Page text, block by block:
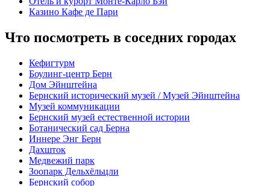
Казино Кафе де Пари
Что посмотреть в соседних городах
Кефигтурм
Боулинг-центр Берн
Дом Эйнштейна
Бернский исторический музей / Музей Эйнштейна
Музей коммуникации
Бернский музей естественной истории
Ботанический сад Берна
Иннере Энг Берн
Дахшток
Медвежий парк
Зоопарк Дельхёльцли
Бернский собор